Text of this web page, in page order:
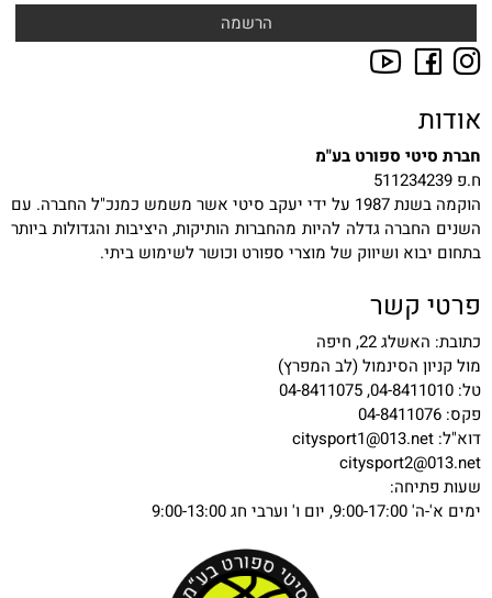
אודות
חברת סיטי ספורט בע"מ
ח.פ 511234239
הוקמה בשנת 1987 על ידי יעקב סיטי אשר משמש כמנכ"ל החברה. עם
השנים החברה גדלה להיות מהחברות הותיקות, היציבות והגדולות ביותר
בתחום יבוא ושיווק של מוצרי ספורט וכושר לשימוש ביתי.
פרטי קשר
כתובת: האשלג 22, חיפה
מול קניון הסינמול (לב המפרץ)
טל: 04-8411010, 04-8411075
פקס: 04-8411076
דוא"ל: citysport1@013.net
citysport2@013.net
שעות פתיחה:
ימים א'-ה' 9:00-17:00, יום ו' וערבי חג 9:00-13:00